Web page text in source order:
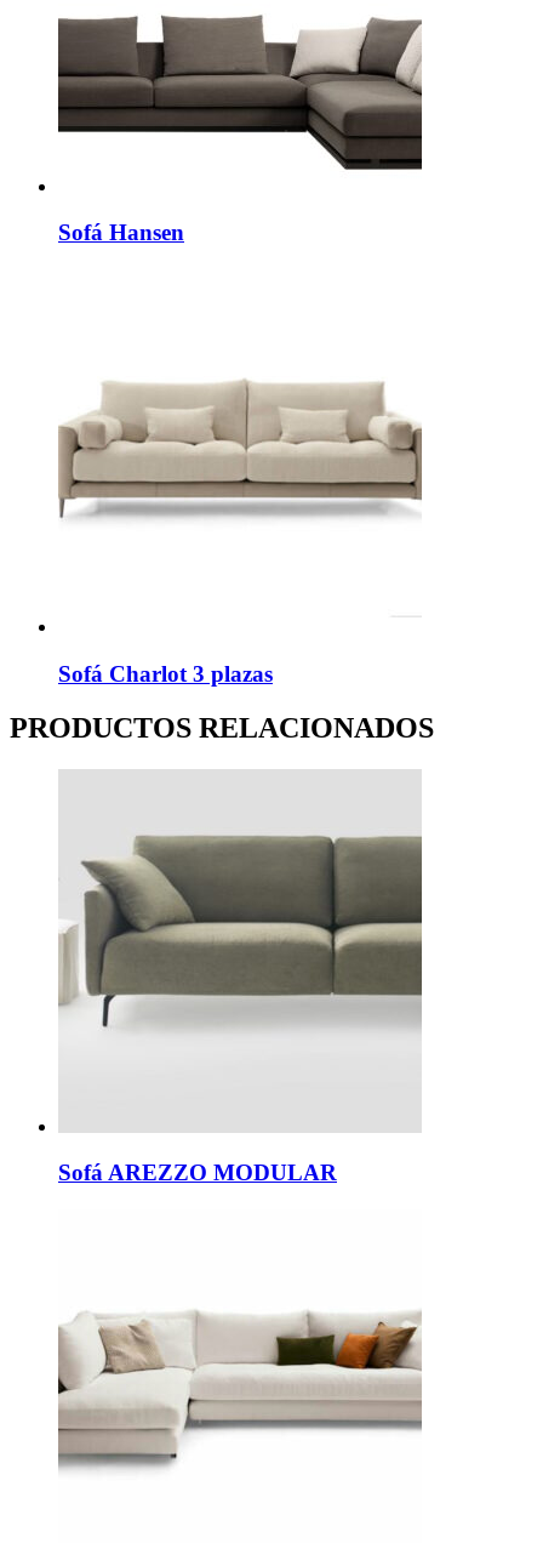
Sofá Hansen
Sofá Charlot 3 plazas
PRODUCTOS RELACIONADOS
Sofá AREZZO MODULAR